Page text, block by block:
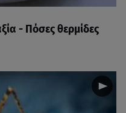
- Πόσες θερμίδες